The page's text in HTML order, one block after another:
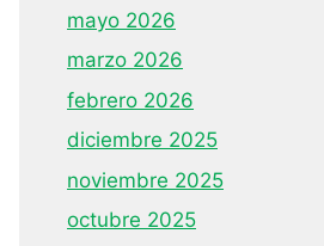
mayo 2026
marzo 2026
febrero 2026
diciembre 2025
noviembre 2025
octubre 2025